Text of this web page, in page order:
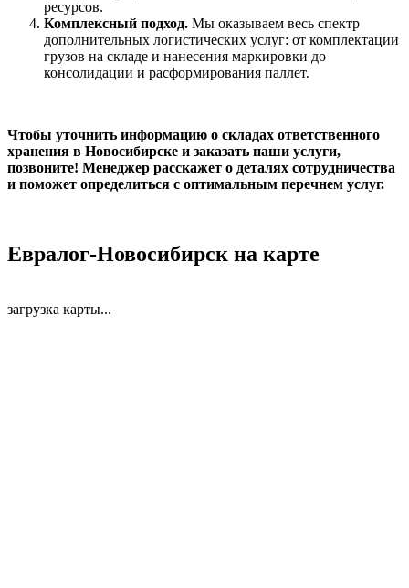
ресурсов.
Комплексный подход. Мы оказываем весь спектр
дополнительных логистических услуг: от комплектации
грузов на складе и нанесения маркировки до
консолидации и расформирования паллет.
Чтобы уточнить информацию о складах ответственного
хранения в Новосибирске и заказать наши услуги,
позвоните! Менеджер расскажет о деталях сотрудничества
и поможет определиться с оптимальным перечнем услуг.
Евралог-Новосибирск на карте
загрузка карты...